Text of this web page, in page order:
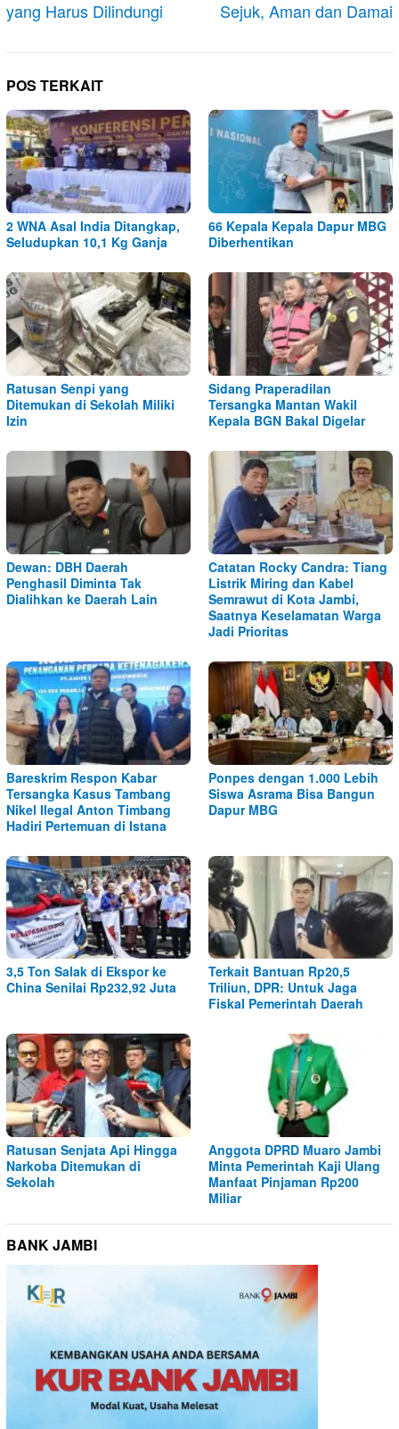
yang Harus Dilindungi Sejuk, Aman dan Damai
POS TERKAIT
2 WNA Asal India Ditangkap,
Seludupkan 10,1 Kg Ganja
66 Kepala Kepala Dapur MBG
Diberhentikan
Ratusan Senpi yang
Ditemukan di Sekolah Miliki
Izin
Sidang Praperadilan
Tersangka Mantan Wakil
Kepala BGN Bakal Digelar
Dewan: DBH Daerah
Penghasil Diminta Tak
Dialihkan ke Daerah Lain
Catatan Rocky Candra: Tiang
Listrik Miring dan Kabel
Semrawut di Kota Jambi,
Saatnya Keselamatan Warga
Jadi Prioritas
Bareskrim Respon Kabar
Tersangka Kasus Tambang
Nikel Ilegal Anton Timbang
Hadiri Pertemuan di Istana
Ponpes dengan 1.000 Lebih
Siswa Asrama Bisa Bangun
Dapur MBG
3,5 Ton Salak di Ekspor ke
China Senilai Rp232,92 Juta
Terkait Bantuan Rp20,5
Triliun, DPR: Untuk Jaga
Fiskal Pemerintah Daerah
Ratusan Senjata Api Hingga
Narkoba Ditemukan di
Sekolah
Anggota DPRD Muaro Jambi
Minta Pemerintah Kaji Ulang
Manfaat Pinjaman Rp200
Miliar
BANK JAMBI